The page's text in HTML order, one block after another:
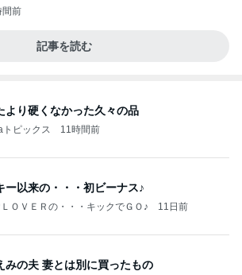
間前
記事を読む
より硬くなかった久々の品
ピックス 11時間前
ー以来の・・・初ビーナス♪
ＯＶＥＲの・・・キックでＧＯ♪ 11日前
みの夫 妻とは別に買ったもの